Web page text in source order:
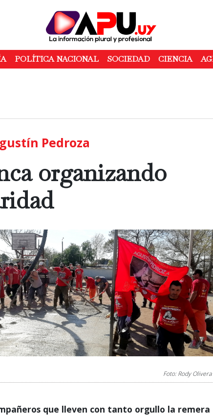
al
contenido
principal
POLÍTICA NACIONAL SOCIEDAD CIENCIA
Pedroza
organizando
Foto: Rody Olivera
que lleven con tanto orgullo la remera